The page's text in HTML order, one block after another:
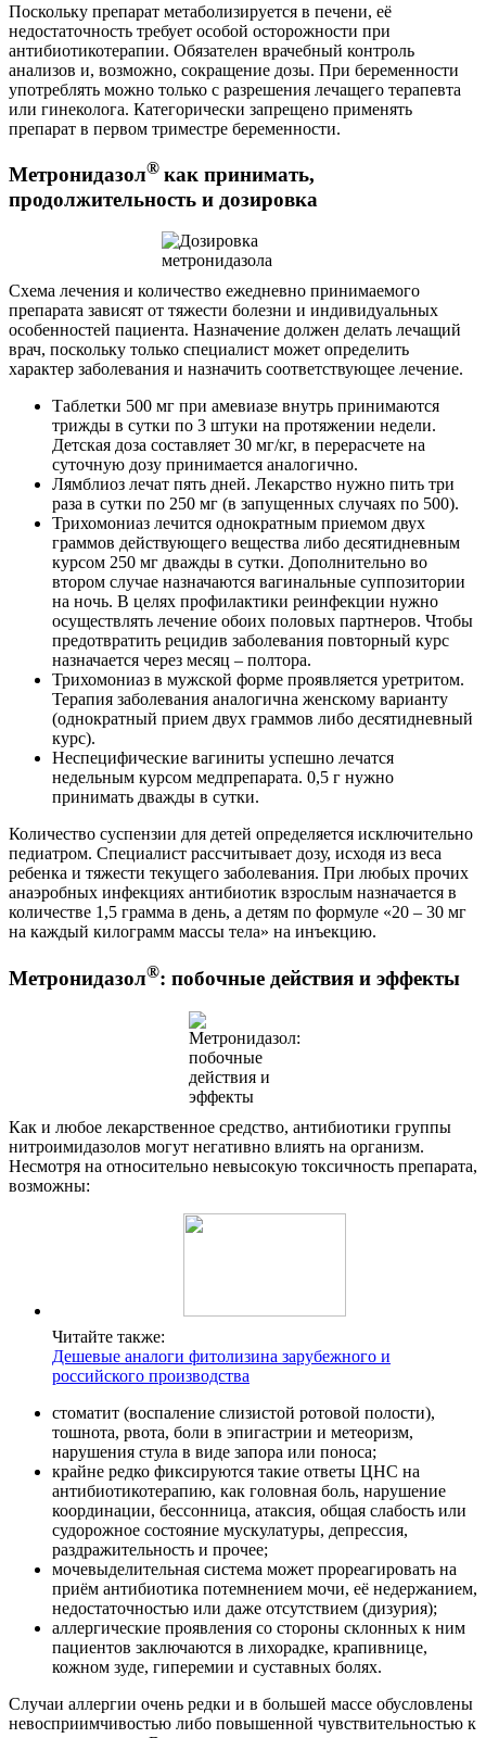
Поскольку препарат метаболизируется в печени, её
недостаточность требует особой осторожности при
антибиотикотерапии. Обязателен врачебный контроль
анализов и, возможно, сокращение дозы. При беременности
употреблять можно только с разрешения лечащего терапевта
или гинеколога. Категорически запрещено применять
препарат в первом триместре беременности.
Метронидазол® как принимать,
продолжительность и дозировка
Схема лечения и количество ежедневно принимаемого
препарата зависят от тяжести болезни и индивидуальных
особенностей пациента. Назначение должен делать лечащий
врач, поскольку только специалист может определить
характер заболевания и назначить соответствующее лечение.
Таблетки 500 мг при амевиазе внутрь принимаются
трижды в сутки по 3 штуки на протяжении недели.
Детская доза составляет 30 мг/кг, в перерасчете на
суточную дозу принимается аналогично.
Лямблиоз лечат пять дней. Лекарство нужно пить три
раза в сутки по 250 мг (в запущенных случаях по 500).
Трихомониаз лечится однократным приемом двух
граммов действующего вещества либо десятидневным
курсом 250 мг дважды в сутки. Дополнительно во
втором случае назначаются вагинальные суппозитории
на ночь. В целях профилактики реинфекции нужно
осуществлять лечение обоих половых партнеров. Чтобы
предотвратить рецидив заболевания повторный курс
назначается через месяц – полтора.
Трихомониаз в мужской форме проявляется уретритом.
Терапия заболевания аналогична женскому варианту
(однократный прием двух граммов либо десятидневный
курс).
Неспецифические вагиниты успешно лечатся
недельным курсом медпрепарата. 0,5 г нужно
принимать дважды в сутки.
Количество суспензии для детей определяется исключительно
педиатром. Специалист рассчитывает дозу, исходя из веса
ребенка и тяжести текущего заболевания. При любых прочих
анаэробных инфекциях антибиотик взрослым назначается в
количестве 1,5 грамма в день, а детям по формуле «20 – 30 мг
на каждый килограмм массы тела» на инъекцию.
Метронидазол®: побочные действия и эффекты
Как и любое лекарственное средство, антибиотики группы
нитроимидазолов могут негативно влиять на организм.
Несмотря на относительно невысокую токсичность препарата,
возможны:
Читайте также:
Дешевые аналоги фитолизина зарубежного и
российского производства
стоматит (воспаление слизистой ротовой полости),
тошнота, рвота, боли в эпигастрии и метеоризм,
нарушения стула в виде запора или поноса;
крайне редко фиксируются такие ответы ЦНС на
антибиотикотерапию, как головная боль, нарушение
координации, бессонница, атаксия, общая слабость или
судорожное состояние мускулатуры, депрессия,
раздражительность и прочее;
мочевыделительная система может прореагировать на
приём антибиотика потемнением мочи, её недержанием,
недостаточностью или даже отсутствием (дизурия);
аллергические проявления со стороны склонных к ним
пациентов заключаются в лихорадке, крапивнице,
кожном зуде, гиперемии и суставных болях.
Случаи аллергии очень редки и в большей массе обусловлены
невосприимчивостью либо повышенной чувствительностью к